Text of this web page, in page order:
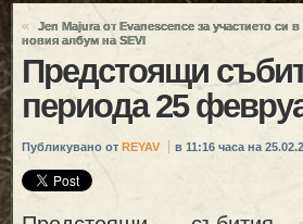
«
Jen Majura от Evanescence за участието си в
новия албум на SEVI
Предстоящи
периода 25
Публикувано от REYAV в 11:16 часа на